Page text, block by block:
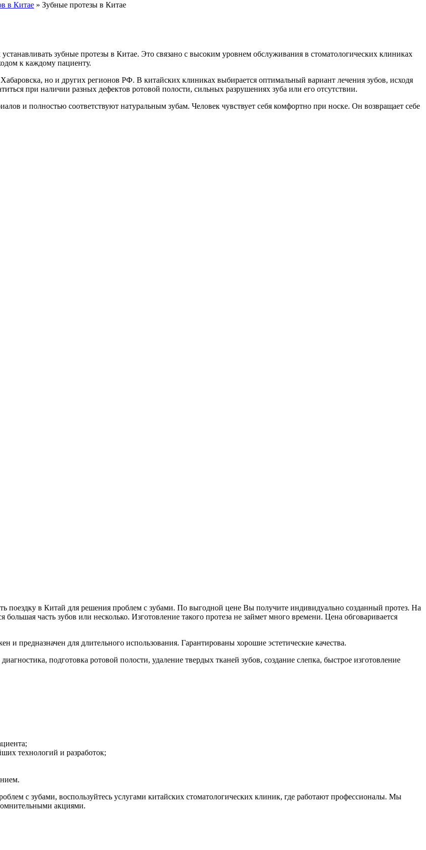
в Китае » Зубные протезы в Китае
зубные протезы в Китае. Это связано с высоким уровнем обслуживания в стоматологических клиниках
к каждому пациенту.
но и других регионов РФ. В китайских клиниках выбирается оптимальный вариант лечения зубов, исходя
при наличии разных дефектов ротовой полости, сильных разрушениях зуба или его отсутствии.
и полностью соответствуют натуральным зубам. Человек чувствует себя комфортно при носке. Он возвращает себе
поездку в Китай для решения проблем с зубами. По выгодной цене Вы получите индивидуально созданный протез. На
часть зубов или несколько. Изготовление такого протеза не займет много времени. Цена обговаривается
предназначен для длительного использования. Гарантированы хорошие эстетические качества.
подготовка ротовой полости, удаление твердых тканей зубов, создание слепка, быстрое изготовление
технологий и разработок;
с зубами, воспользуйтесь услугами китайских стоматологических клиник, где работают профессионалы. Мы
акциями.